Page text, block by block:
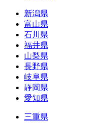
新潟県
富山県
石川県
福井県
山梨県
長野県
岐阜県
静岡県
愛知県
三重県